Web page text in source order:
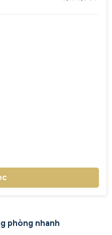
phòng nhanh